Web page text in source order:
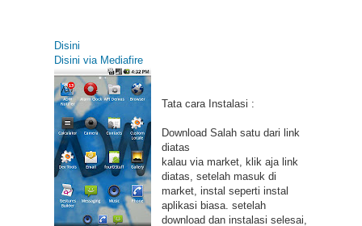
Disini
Disini via Mediafire
Tata cara Instalasi :
Download Salah satu dari link
diatas
kalau via market, klik aja link
diatas, setelah masuk di
market, instal seperti instal
aplikasi biasa. setelah
download dan instalasi selesai,